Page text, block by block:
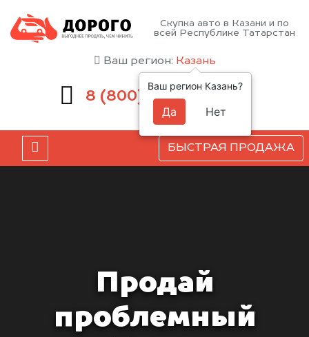
Скупка авто в Казани и по
всей Республике Татарстан
Ваш регион: Казань
8 (800) 551-81-15
БЫСТРАЯ ПРОДАЖА
Продай
проблемный
Ваш регион Казань?
Да Нет